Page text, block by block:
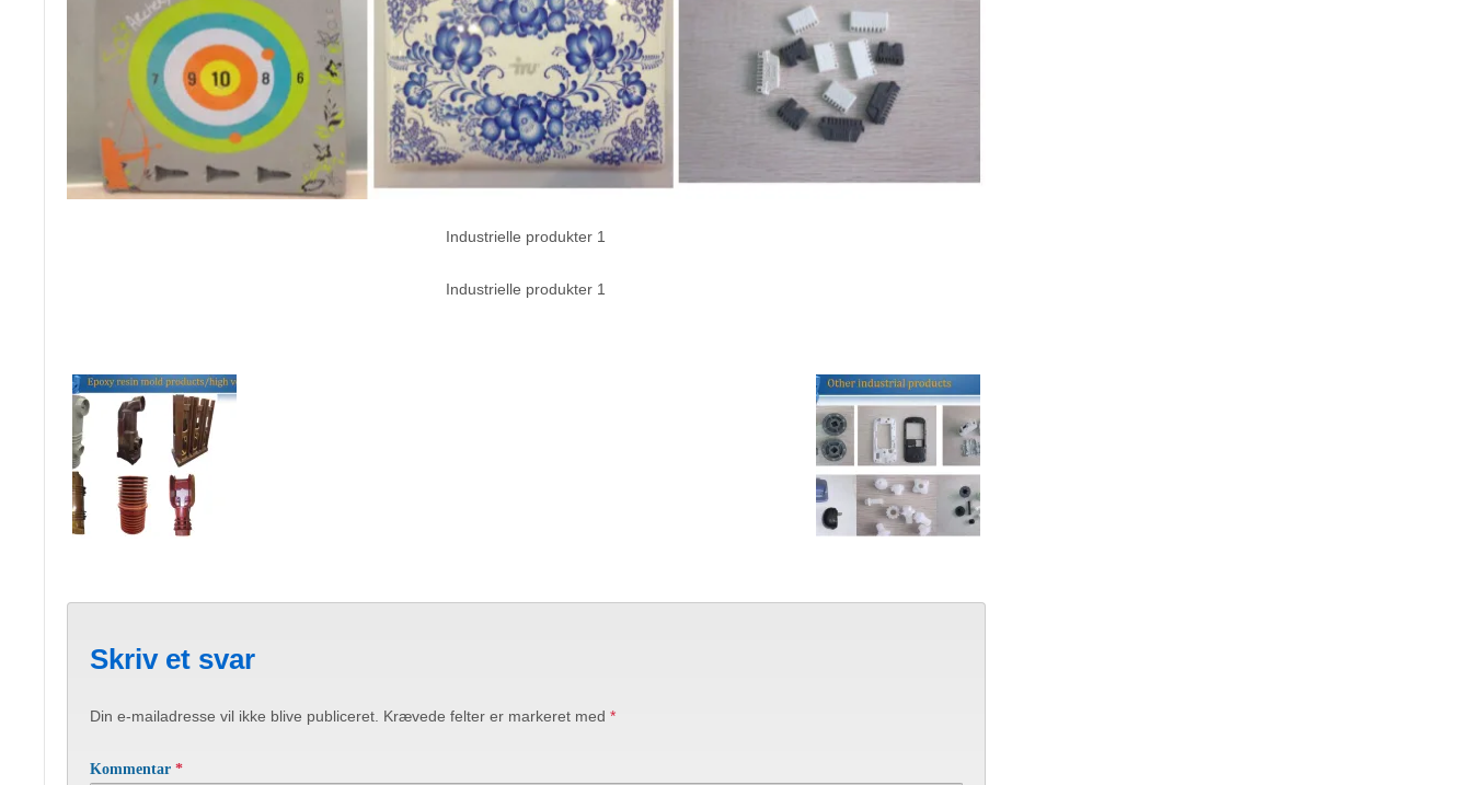
Industrielle produkter 1
Industrielle produkter 1
Skriv et svar
Din e-mailadresse vil ikke blive publiceret. Krævede felter er markeret med *
Kommentar *